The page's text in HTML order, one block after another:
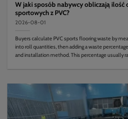
W jaki sposób nabywcy obliczają ilość
sportowych z PVC?
2026-08-01
Buyers calculate PVC sports flooring waste by
into roll quantities, then adding a waste
and installation method. This percentage usually